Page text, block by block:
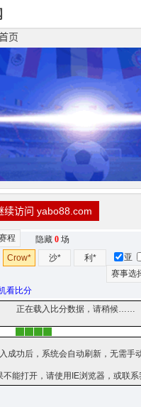
页
续访问 yabo88.com